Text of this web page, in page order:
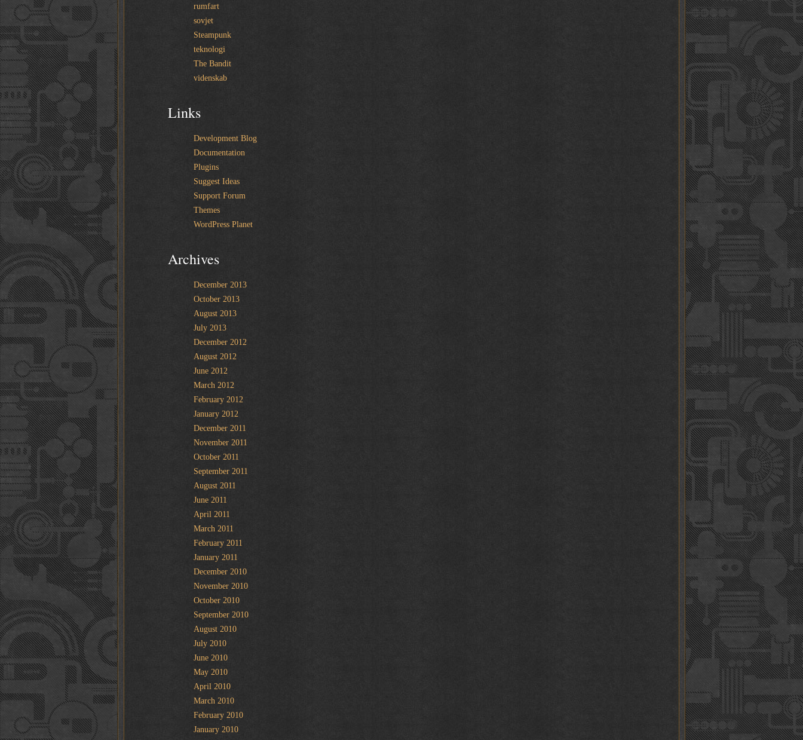
rumfart
sovjet
Steampunk
teknologi
The Bandit
videnskab
Links
Development Blog
Documentation
Plugins
Suggest Ideas
Support Forum
Themes
WordPress Planet
Archives
December 2013
October 2013
August 2013
July 2013
December 2012
August 2012
June 2012
March 2012
February 2012
January 2012
December 2011
November 2011
October 2011
September 2011
August 2011
June 2011
April 2011
March 2011
February 2011
January 2011
December 2010
November 2010
October 2010
September 2010
August 2010
July 2010
June 2010
May 2010
April 2010
March 2010
February 2010
January 2010